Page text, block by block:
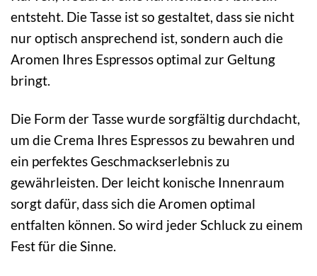
entsteht. Die Tasse ist so gestaltet, dass sie nicht
nur optisch ansprechend ist, sondern auch die
Aromen Ihres Espressos optimal zur Geltung
bringt.
Die Form der Tasse wurde sorgfältig durchdacht,
um die Crema Ihres Espressos zu bewahren und
ein perfektes Geschmackserlebnis zu
gewährleisten. Der leicht konische Innenraum
sorgt dafür, dass sich die Aromen optimal
entfalten können. So wird jeder Schluck zu einem
Fest für die Sinne.